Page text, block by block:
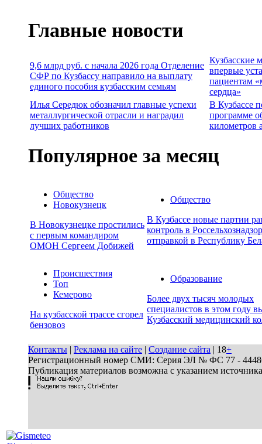
Главные новости
9,6 млрд руб. с начала 2026 года Отделение
СФР по Кузбассу направило на выплату
единого пособия кузбасским семьям
Кузбасские
впервые
пациентам
сердца»
Илья Середюк обозначил главные успехи
металлургической отрасли и наградил
лучших работников
В Кузбассе
программе
километров
Популярное за месяц
Общество
Новокузнецк
В Новокузнецке простились
с первым командиром
ОМОН Сергеем Добижей
Общество
В Кузбассе новые партии
контроль в
отправкой в Республику
Происшествия
Топ
Кемерово
На кузбасской трассе сгорел
бензовоз
Образование
Более двух тысяч молодых
специалистов в этом году
Кузбасский медицинский
Контакты | Реклама на сайте | Создание сайта | 18+
Регистрационный номер СМИ: Серия ЭЛ № ФС 77 - 44486
Публикация материалов возможна с указанием